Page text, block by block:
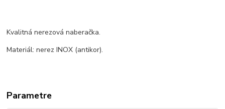
Kvalitná nerezová naberačka.
Materiál: nerez INOX (antikor).
Parametre